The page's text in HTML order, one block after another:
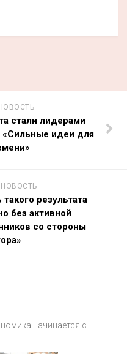
стали лидерами
«Сильные идеи для
результата
без активной
со стороны
начинается с